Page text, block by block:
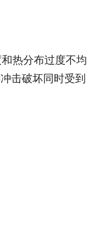
热分布过度不均
击破坏同时受到